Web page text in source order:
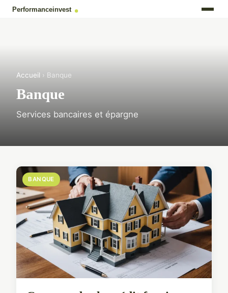
Accueil › Banque
Banque
Services bancaires et épargne
BANQUE